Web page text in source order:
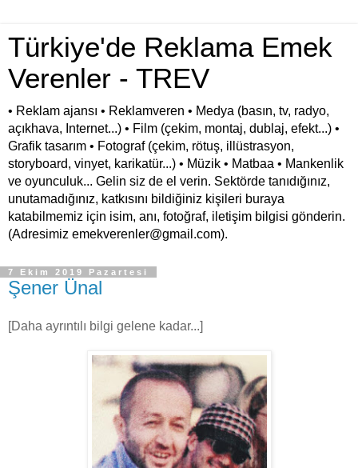
Türkiye'de Reklama Emek
Verenler - TREV
• Reklam ajansı • Reklamveren • Medya (basın, tv, radyo,
açıkhava, Internet...) • Film (çekim, montaj, dublaj, efekt...) •
Grafik tasarım • Fotograf (çekim, rötuş, illüstrasyon,
storyboard, vinyet, karikatür...) • Müzik • Matbaa • Mankenlik
ve oyunculuk... Gelin siz de el verin. Sektörde tanıdığınız,
unutamadığınız, katkısını bildiğiniz kişileri buraya
katabilmemiz için isim, anı, fotoğraf, iletişim bilgisi gönderin.
(Adresimiz emekverenler@gmail.com).
7 Ekim 2019 Pazartesi
Şener Ünal
[Daha ayrıntılı bilgi gelene kadar...]